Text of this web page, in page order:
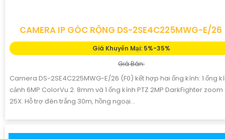
CAMERA IP GÓC RỘNG DS-2SE4C225MWG-E/
Giá Khuyến Mại: 5%-35%
Giá Bán:
Camera DS-2SE4C225MWG-E/26 (F0) kết hợp hai ống kính: 1 ống
cảnh 6MP ColorVu 2. 8mm và 1 ống kính PTZ 2MP DarkFighter
25X. Hỗ trợ đèn trắng 30m, hồng ngoại...